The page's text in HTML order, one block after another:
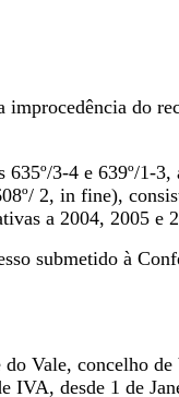
do
3-4 e 639º/1-
2, in fine),
a 2004, 2005 e
submetido à
Vale, concelho de
IVA, desde 1 de